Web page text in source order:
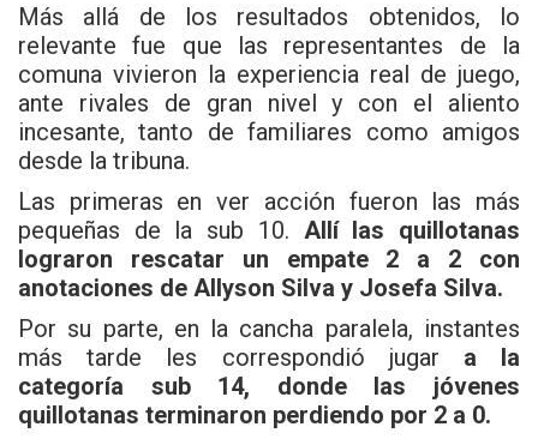
Más allá de los resultados obtenidos, lo
relevante fue que las representantes de la
comuna vivieron la experiencia real de juego,
ante rivales de gran nivel y con el aliento
incesante, tanto de familiares como amigos
desde la tribuna.
Las primeras en ver acción fueron las más
pequeñas de la sub 10. Allí las quillotanas
lograron rescatar un empate 2 a 2 con
anotaciones de Allyson Silva y Josefa Silva.
Por su parte, en la cancha paralela, instantes
más tarde les correspondió jugar a la
categoría sub 14, donde las jóvenes
quillotanas terminaron perdiendo por 2 a 0.